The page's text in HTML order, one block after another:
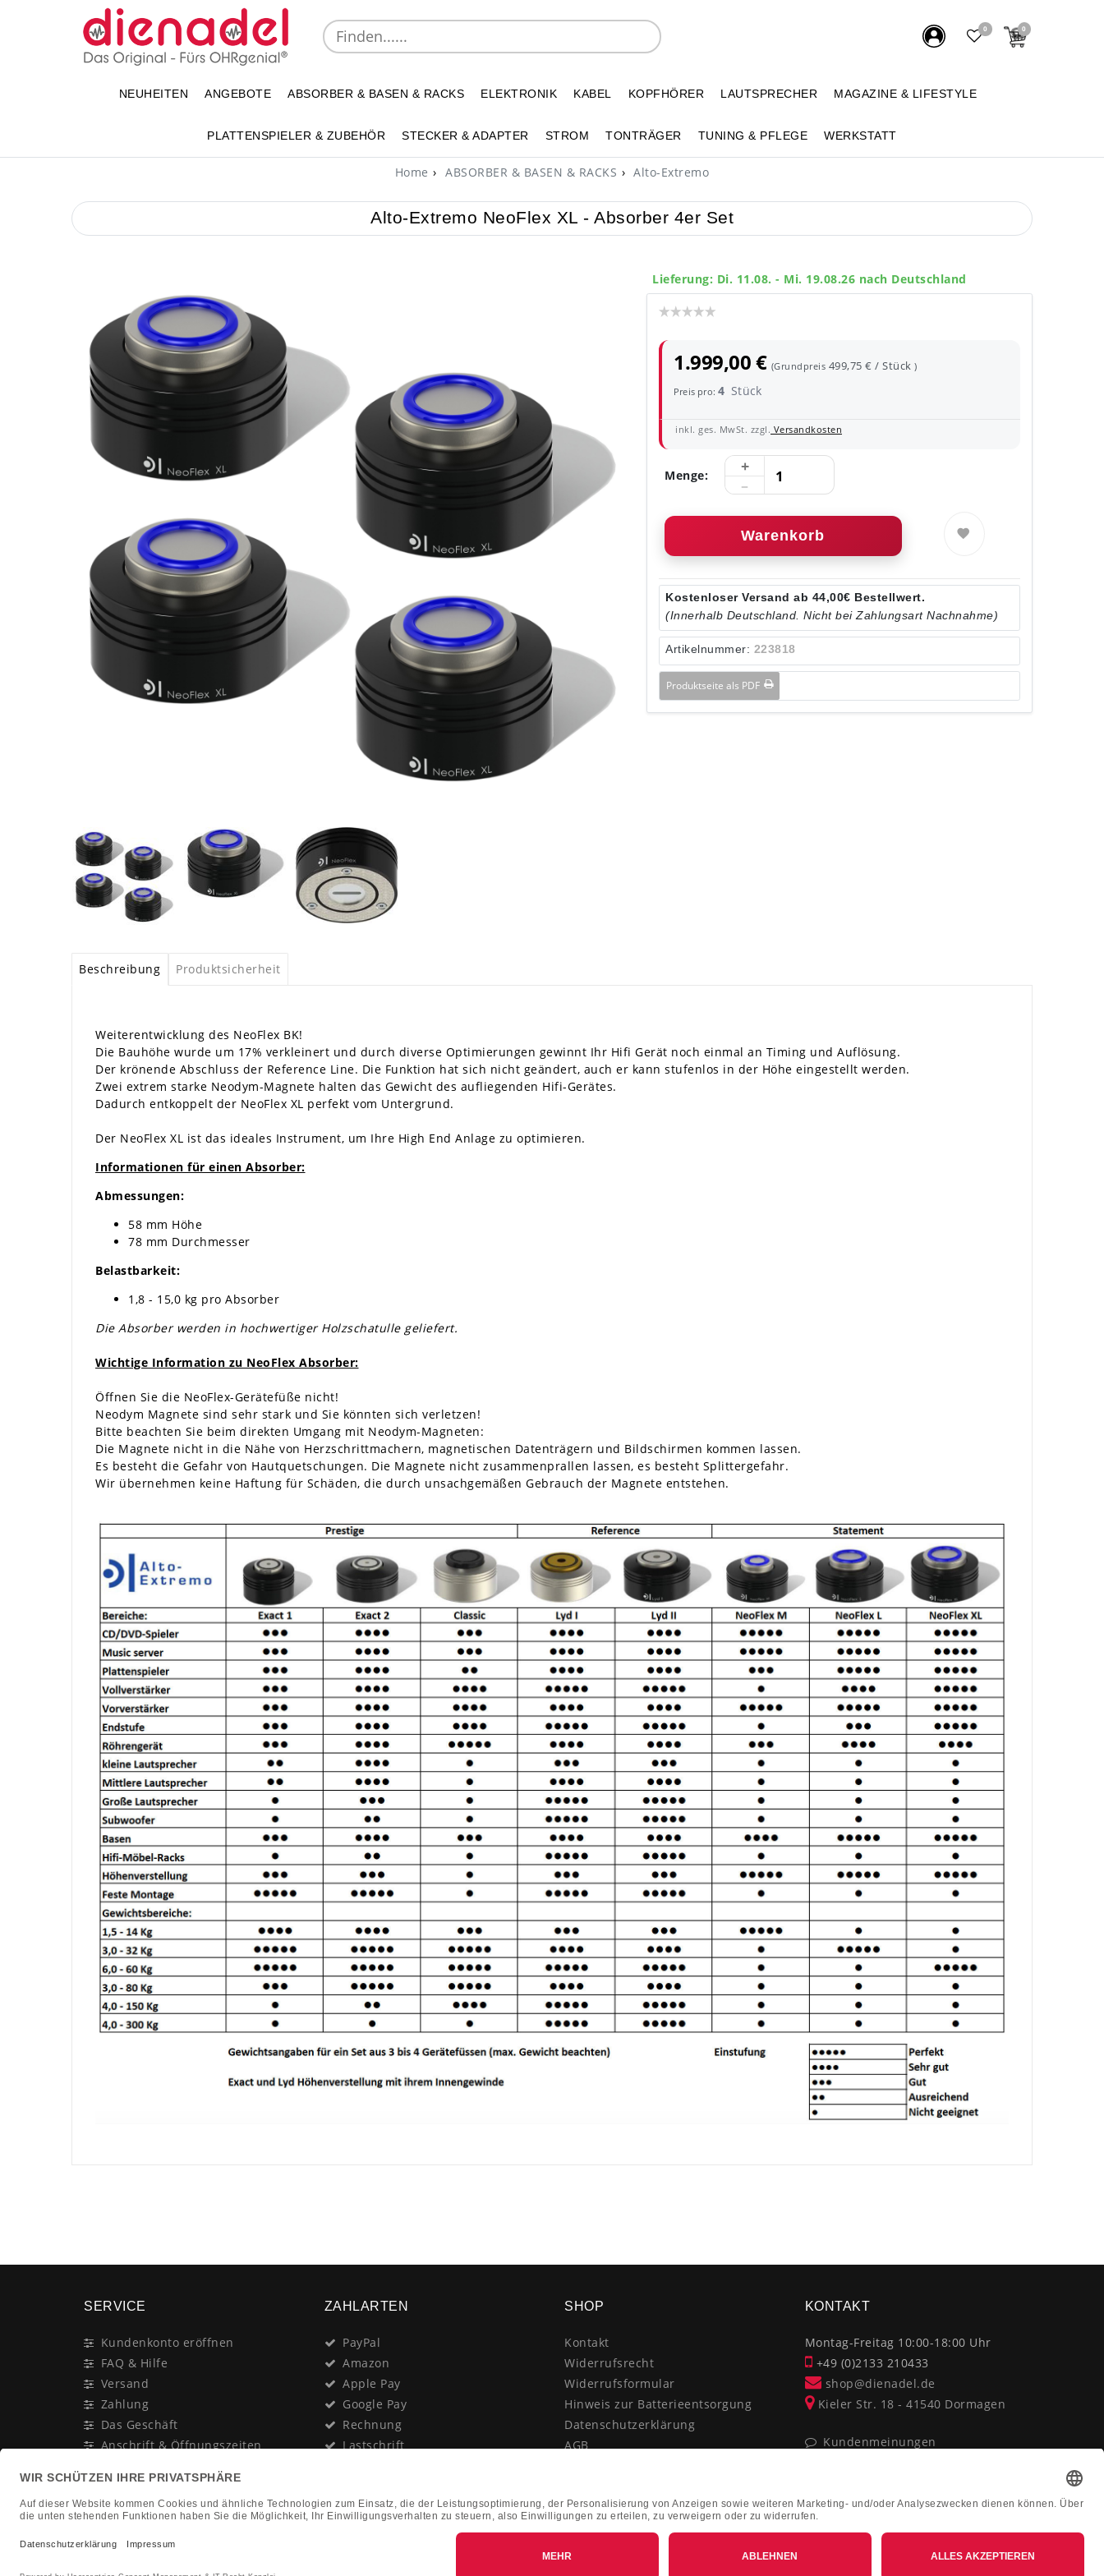
0 0
NEUHEITEN ANGEBOTE ABSORBER & BASEN & RACKS ELEKTRONIK KABEL KOPFHÖRER LAUTSPRECHER MAGAZINE & LIFESTYLE
PLATTENSPIELER & ZUBEHÖR STECKER & ADAPTER STROM TONTRÄGER TUNING & PFLEGE WERKSTATT
Home ABSORBER & BASEN & RACKS Alto-Extremo
Alto-Extremo NeoFlex XL - Absorber 4er Set
Lieferung: Di. 11.08. - Mi. 19.08.26 nach Deutschland
1.999,00 € (Grundpreis 499,75 € / Stück)
Preis pro:4 Stück
inkl. ges. MwSt. zzgl. Versandkosten
Menge:
Warenkorb
Kostenloser Versand ab 44,00€ Bestellwert.
(Innerhalb Deutschland. Nicht bei Zahlungsart Nachnahme)
Artikelnummer: 223818
Produktseite als PDF
Beschreibung Produktsicherheit
Weiterentwicklung des NeoFlex BK!
Die Bauhöhe wurde um 17% verkleinert und durch diverse Optimierungen gewinnt Ihr Hifi Gerät noch einmal an Timing und Auflösung.
Der krönende Abschluss der Reference Line. Die Funktion hat sich nicht geändert, auch er kann stufenlos in der Höhe eingestellt werden.
Zwei extrem starke Neodym-Magnete halten das Gewicht des aufliegenden Hifi-Gerätes.
Dadurch entkoppelt der NeoFlex XL perfekt vom Untergrund.
Der NeoFlex XL ist das ideales Instrument, um Ihre High End Anlage zu optimieren.
Informationen für einen Absorber:
Abmessungen:
58 mm Höhe
78 mm Durchmesser
Belastbarkeit:
1,8 - 15,0 kg pro Absorber
Die Absorber werden in hochwertiger Holzschatulle geliefert.
Wichtige Information zu NeoFlex Absorber:
Öffnen Sie die NeoFlex-Gerätefüße nicht!
Neodym Magnete sind sehr stark und Sie könnten sich verletzen!
Bitte beachten Sie beim direkten Umgang mit Neodym-Magneten:
Die Magnete nicht in die Nähe von Herzschrittmachern, magnetischen Datenträgern und Bildschirmen kommen lassen.
Es besteht die Gefahr von Hautquetschungen. Die Magnete nicht zusammenprallen lassen, es besteht Splittergefahr.
Wir übernehmen keine Haftung für Schäden, die durch unsachgemäßen Gebrauch der Magnete entstehen.
SERVICE
Kundenkonto eröffnen
FAQ & Hilfe
Versand
Zahlung
Das Geschäft
Anschrift & Öffnungszeiten
Newsletter
In Gedenken an:
Jürgen Duhn
ZAHLARTEN
PayPal
Amazon
Apple Pay
Google Pay
Rechnung
Lastschrift
Nachnahme
SHOP
Kontakt
Widerrufsrecht
Widerrufsformular
Hinweis zur Batterieentsorgung
Datenschutzerklärung
AGB
Vertrag widerrufen
KONTAKT
Montag-Freitag 10:00-18:00 Uhr
+49 (0)2133 210433
shop@dienadel.de
Kieler Str. 18 - 41540 Dormagen
Kundenmeinungen